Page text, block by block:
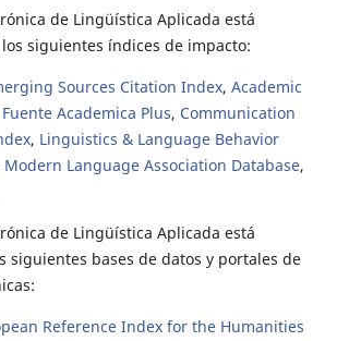
de Lingüística Aplicada está
siguientes índices de impacto:
Sources Citation Index, Academic
Fuente Academica Plus, Communication
, Linguistics & Language Behavior
Modern Language Association Database,
de Lingüística Aplicada está
siguientes bases de datos y portales de
Reference Index for the Humanities